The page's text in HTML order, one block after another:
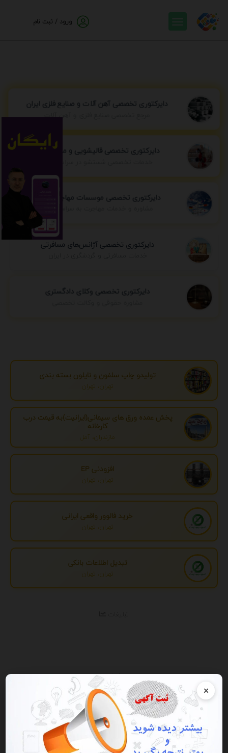
ورود / ثبت نام
دایرکتوری تخصصی آهن آلات و صنایع فلزی ایران
مرجع تخصصی صنایع فلزی و آهن آلات
دایرکتوری تخصصی قالیشویی و مبل شویی
دایرکتوری تخصصی موسسات مهاجرتی ایران
مشاوره و خدمات مهاجرت به سراسر جهان
دایرکتوری تخصصی آژانس‌های مسافرتی
دایرکتوری تخصصی وکلای دادگستری
تولیدو چاپ سلفون و نایلون بسته بندی
تهران، تهران
پخش عمده ورق های سیمانی(ایرانیت)به قیمت درب
کارخانه
مازندران، آمل
افزودنی EP
تهران، تهران
خرید فالوور واقعی ایرانی
تهران، تهران
تبدیل اطلاعات بانکی
تهران، تهران
×
نمایش همه
گروه ها بازار کار استخدام